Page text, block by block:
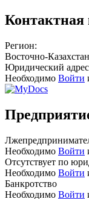
Регион:
Восточно-
Юридический
Необходимо Войти
Необходимо Войти
Отсутствует по
Необходимо Войти
Банкротство
Необходимо Войти